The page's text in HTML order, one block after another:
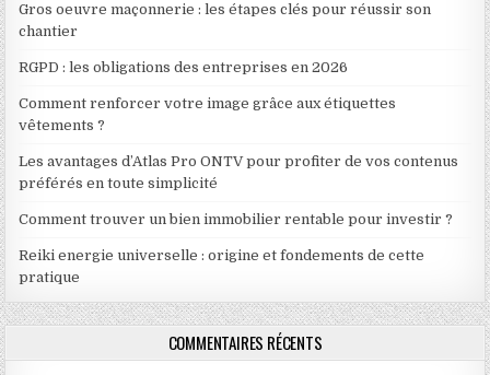
Gros oeuvre maçonnerie : les étapes clés pour réussir son
chantier
RGPD : les obligations des entreprises en 2026
Comment renforcer votre image grâce aux étiquettes
vêtements ?
Les avantages d’Atlas Pro ONTV pour profiter de vos contenus
préférés en toute simplicité
Comment trouver un bien immobilier rentable pour investir ?
Reiki energie universelle : origine et fondements de cette
pratique
COMMENTAIRES RÉCENTS